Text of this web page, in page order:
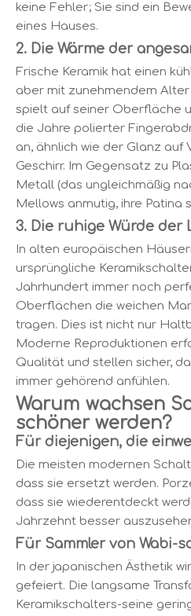
keine Fehler; Sie sind ein
eines Hauses.
2. Die Wärme der
Frische Keramik hat einen
aber mit zunehmendem
spielt auf seiner Oberfläche
die Jahre polierter
an, ähnlich wie der Glanz auf
Geschirr. Im Gegensatz zu
Metall (das ungleichmäßig
Mellows anmutig, ihre Patina
3. Die ruhige Würde der
In alten europäischen
ursprüngliche
Jahrhundert immer noch
Oberflächen die weichen
tragen. Dies ist nicht nur
Moderne Reproduktionen
Qualität und stellen sicher,
immer gehörend anfühlen.
Warum wachsen
schöner werden?
Für diejenigen, die
Die meisten modernen
dass sie ersetzt werden.
dass sie wiederentdeckt
Jahrzehnt besser
Für Sammler von Wabi-
In der japanischen Ästhetik
gefeiert. Die langsame
Keramikschalters-seine